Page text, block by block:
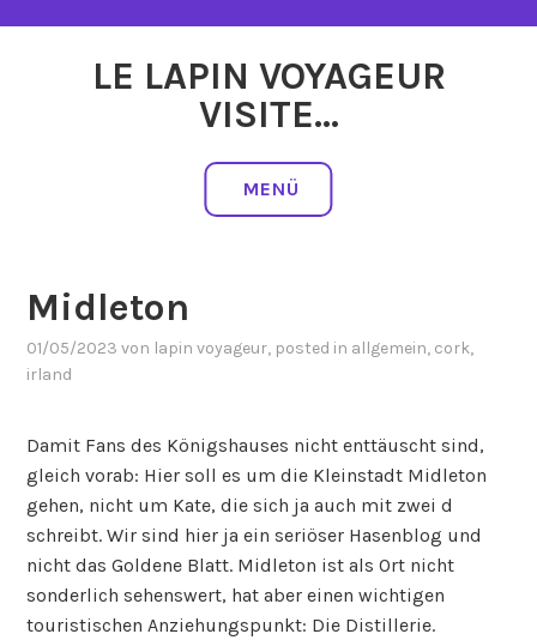
LE LAPIN VOYAGEUR
VISITE…
MENÜ
Midleton
01/05/2023 von lapin voyageur, posted in allgemein, cork,
irland
Damit Fans des Königshauses nicht enttäuscht sind,
gleich vorab: Hier soll es um die Kleinstadt Midleton
gehen, nicht um Kate, die sich ja auch mit zwei d
schreibt. Wir sind hier ja ein seriöser Hasenblog und
nicht das Goldene Blatt. Midleton ist als Ort nicht
sonderlich sehenswert, hat aber einen wichtigen
touristischen Anziehungspunkt: Die Distillerie.